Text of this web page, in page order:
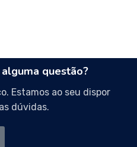
questão?
Estamos ao seu dispor
dúvidas.